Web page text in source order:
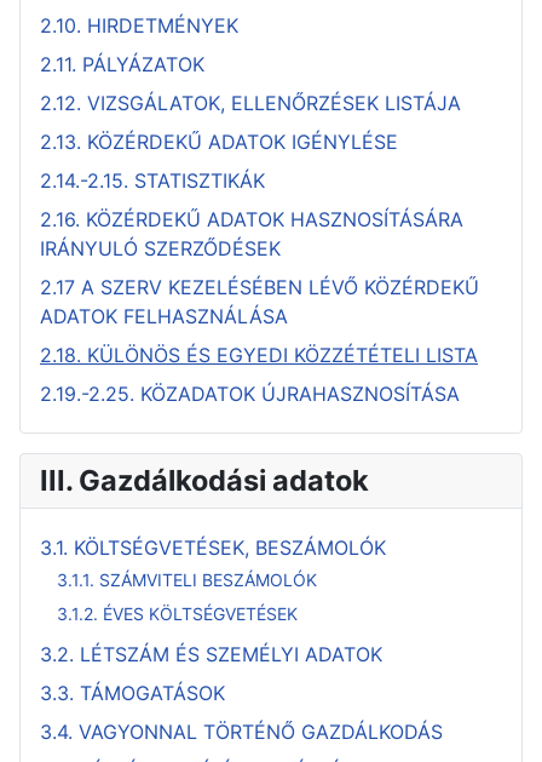
2.10. HIRDETMÉNYEK
2.11. PÁLYÁZATOK
2.12. VIZSGÁLATOK, ELLENŐRZÉSEK LISTÁJA
2.13. KÖZÉRDEKŰ ADATOK IGÉNYLÉSE
2.14.-2.15. STATISZTIKÁK
2.16. KÖZÉRDEKŰ ADATOK HASZNOSÍTÁSÁRA
IRÁNYULÓ SZERZŐDÉSEK
2.17 A SZERV KEZELÉSÉBEN LÉVŐ KÖZÉRDEKŰ
ADATOK FELHASZNÁLÁSA
2.18. KÜLÖNÖS ÉS EGYEDI KÖZZÉTÉTELI LISTA
2.19.-2.25. KÖZADATOK ÚJRAHASZNOSÍTÁSA
III. Gazdálkodási adatok
3.1. KÖLTSÉGVETÉSEK, BESZÁMOLÓK
3.1.1. SZÁMVITELI BESZÁMOLÓK
3.1.2. ÉVES KÖLTSÉGVETÉSEK
3.2. LÉTSZÁM ÉS SZEMÉLYI ADATOK
3.3. TÁMOGATÁSOK
3.4. VAGYONNAL TÖRTÉNŐ GAZDÁLKODÁS